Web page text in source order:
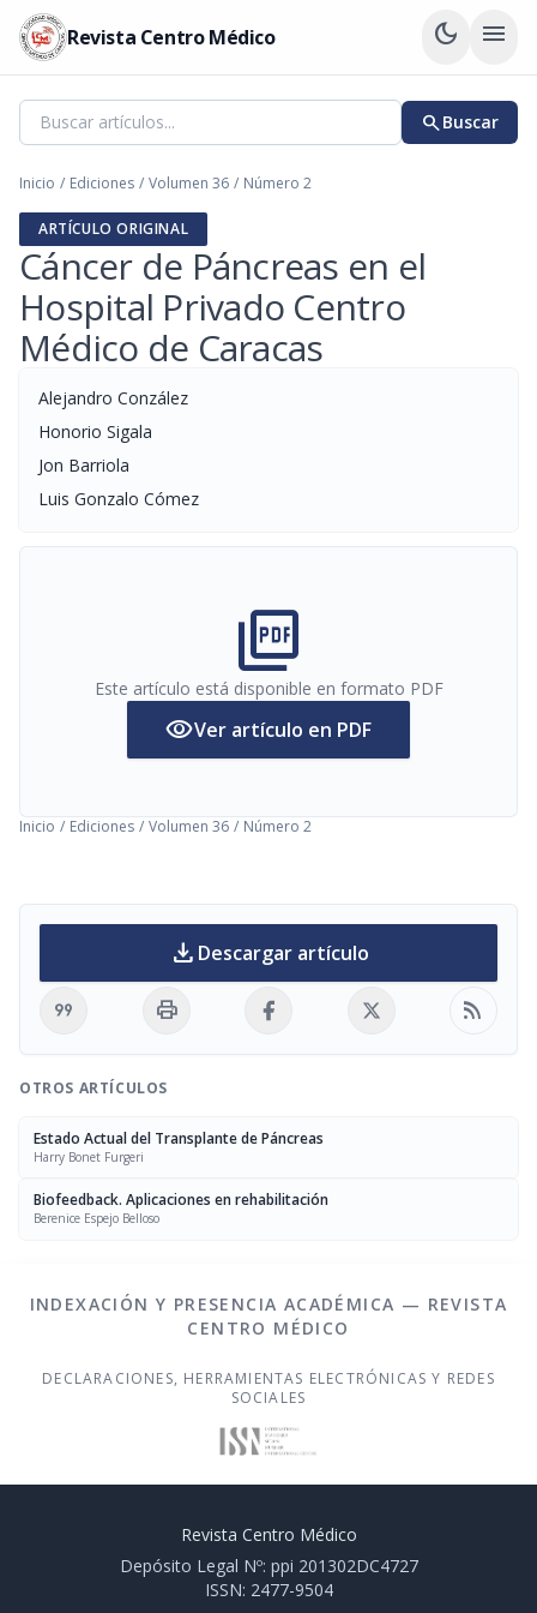
Revista Centro Médico dark_mode menu
searchBuscar
Inicio / Ediciones / Volumen 36 / Número 2
ARTÍCULO ORIGINAL
Cáncer de Páncreas en el
Hospital Privado Centro
Médico de Caracas
Alejandro Conzález
Honorio Sigala
Jon Barriola
Luis Gonzalo Cómez
picture_as_pdf
Este artículo está disponible en formato PDF
visibilityVer artículo en PDF
Inicio / Ediciones / Volumen 36 / Número 2
download Descargar artículo
format_quote print rss_feed
OTROS ARTÍCULOS
Estado Actual del Transplante de Páncreas
Harry Bonet Furgeri
Biofeedback. Aplicaciones en rehabilitación
Berenice Espejo Belloso
INDEXACIÓN Y PRESENCIA ACADÉMICA — REVISTA
CENTRO MÉDICO
DECLARACIONES, HERRAMIENTAS ELECTRÓNICAS Y REDES
SOCIALES
Revista Centro Médico
Depósito Legal Nº: ppi 201302DC4727
ISSN: 2477-9504